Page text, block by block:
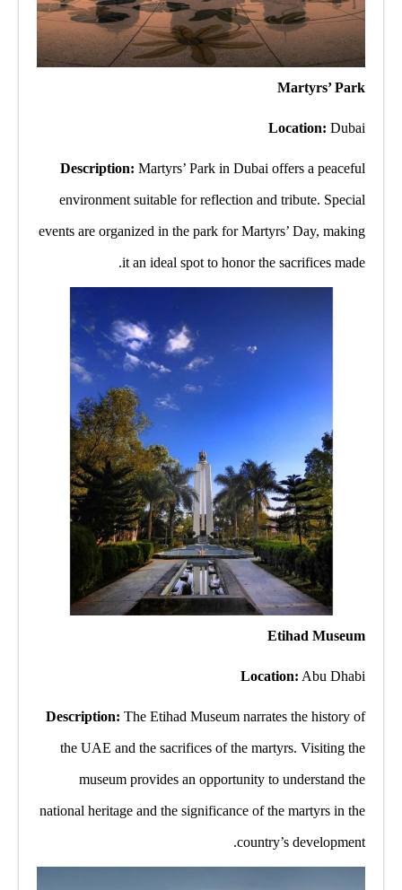
Martyrs’ Park
Location: Dubai
Description: Martyrs’ Park in Dubai offers a peaceful
environment suitable for reflection and tribute. Special
events are organized in the park for Martyrs’ Day, making
it an ideal spot to honor the sacrifices made.
Etihad Museum
Location: Abu Dhabi
Description: The Etihad Museum narrates the history of
the UAE and the sacrifices of the martyrs. Visiting the
museum provides an opportunity to understand the
national heritage and the significance of the martyrs in the
country’s development.